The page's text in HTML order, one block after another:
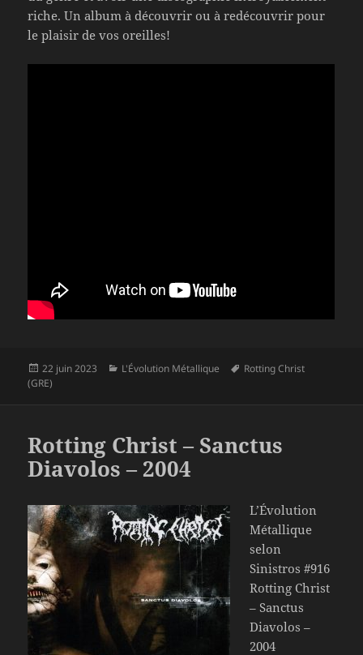
riche. Un album à découvrir ou à redécouvrir pour
le plaisir de vos oreilles!
Publié
le
22 juin 2023 Catégories
L'Évolution Métallique
Mots-
Rotting Christ
(GRE)
Rotting Christ – Sanctus
Diavolos – 2004
L’Évolution
Métallique
selon
Sinistros #916
Rotting Christ
– Sanctus
Diavolos –
2004